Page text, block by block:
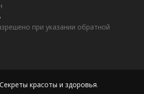
при указании обратной
Секреты красоты и здоровья.